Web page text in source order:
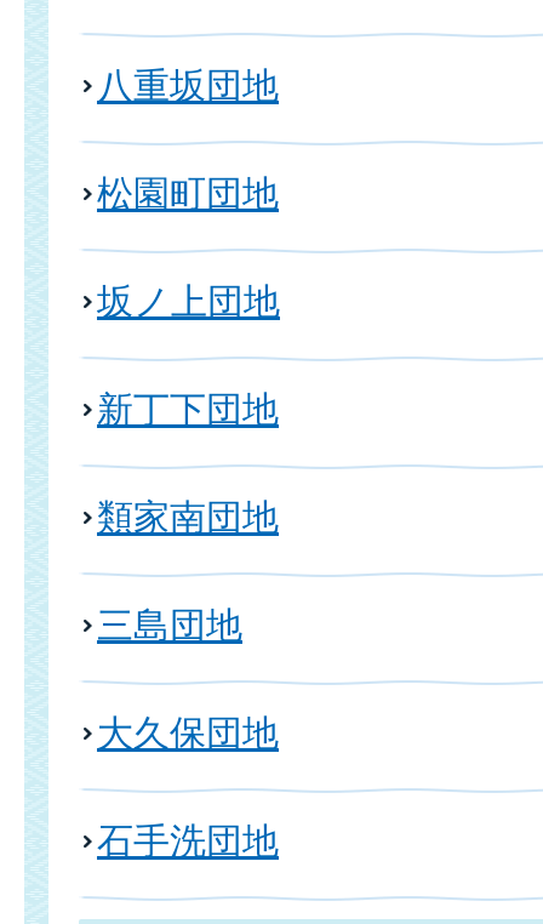
八重坂団地
松園町団地
坂ノ上団地
新丁下団地
類家南団地
三島団地
大久保団地
石手洗団地